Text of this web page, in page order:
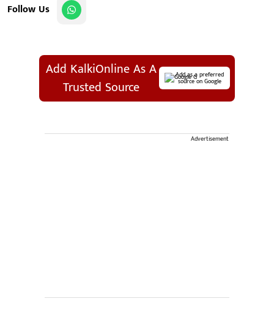
Follow Us
Add KalkiOnline As A
Trusted Source
Add as a preferred
source on Google
Advertisement